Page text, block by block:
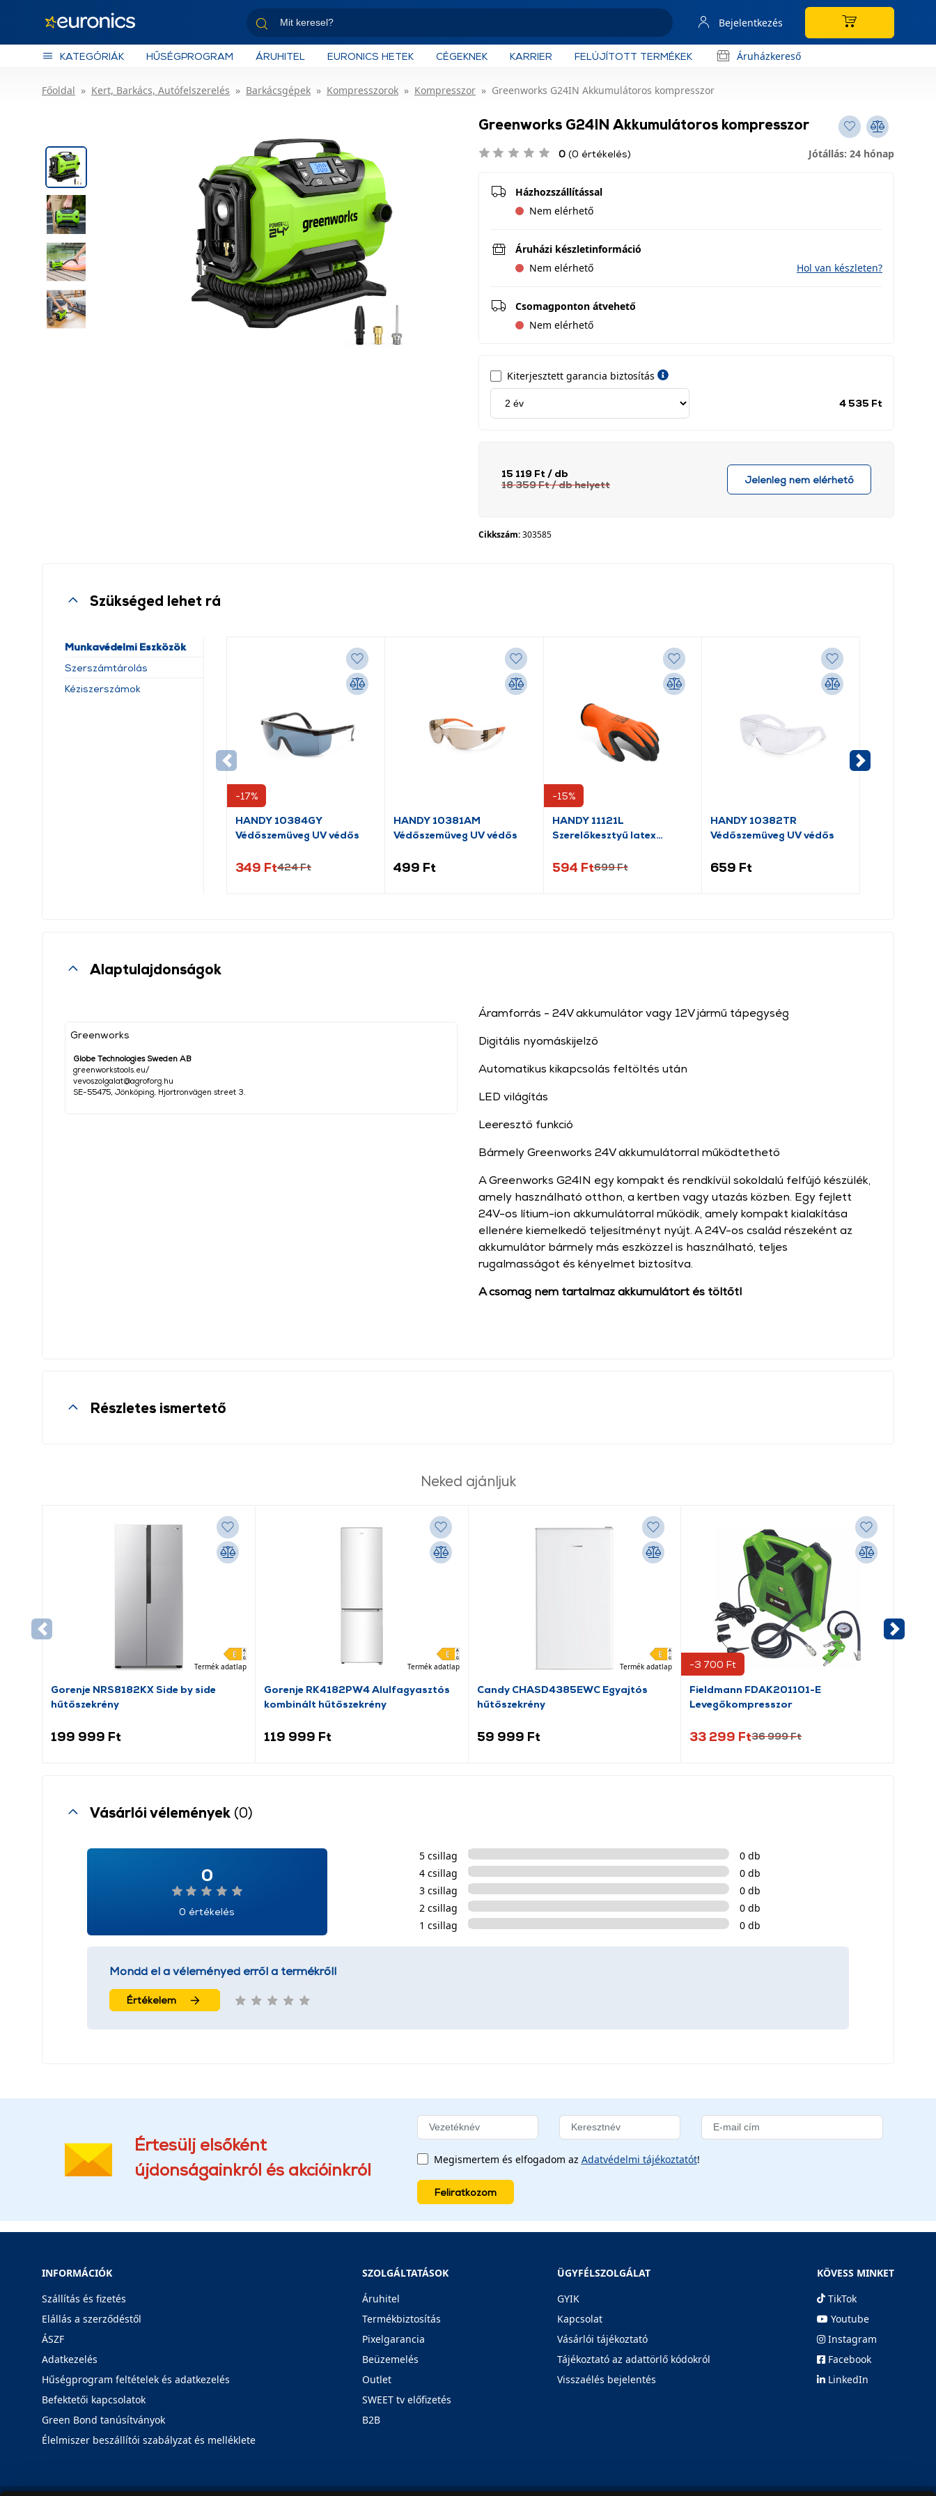
Bejelentkezés
KATEGÓRIÁK HŰSÉGPROGRAM ÁRUHITEL EURONICS HETEK CÉGEKNEK KARRIER FELÚJÍTOTT TERMÉKEK Áruházkereső
Főoldal Kert, Barkács, Autófelszerelés Barkácsgépek Kompresszorok Kompresszor Greenworks G24IN Akkumulátoros kompresszor
Greenworks G24IN Akkumulátoros kompresszor
0 (0 értékelés) Jótállás: 24 hónap
Házhozszállítással
Nem elérhető
Áruházi készletinformáció
Nem elérhető
Hol van készleten?
Csomagponton átvehető
Nem elérhető
Kiterjesztett garancia biztosítás
időszak
4 535 Ft
15 119 Ft / db
18 359 Ft/ dbhelyett Jelenleg nem elérhető
Cikkszám:303585
Szükséged lehet rá
Munkavédelmi Eszközök
Szerszámtárolás
Kéziszerszámok
-17%
HANDY 10384GY
Védőszemüveg UV védős
349 Ft424 Ft
HANDY 10381AM
Védőszemüveg UV védős
499 Ft
-15%
HANDY 11121L
Szerelőkesztyű latex
594 Ft699 Ft
HANDY 10382TR
Védőszemüveg UV védős
659 Ft
Alaptulajdonságok
Greenworks
Globe Technologies Sweden AB
greenworkstools.eu/
vevoszolgalat@agroforg.hu
SE-55475, Jönköping, Hjortronvägen street 3.
Áramforrás - 24V akkumulátor vagy 12V jármű tápegység
Digitális nyomáskijelző
Automatikus kikapcsolás feltöltés után
LED világítás
Leeresztő funkció
Bármely Greenworks 24V akkumulátorral működtethető
A Greenworks G24IN egy kompakt és rendkívül sokoldalú felfújó készülék,
amely használható otthon, a kertben vagy utazás közben. Egy fejlett
24V-os lítium-ion akkumulátorral működik, amely kompakt kialakítása
ellenére kiemelkedő teljesítményt nyújt. A 24V-os család részeként az
akkumulátor bármely más eszközzel is használható, teljes
rugalmasságot és kényelmet biztosítva.
A csomag nem tartalmaz akkumulátort és töltőt!
Részletes ismertető
Neked ajánljuk
Termék adatlap
Gorenje NRS8182KX Side by side
hűtőszekrény
199 999 Ft
Termék adatlap
Gorenje RK4182PW4 Alulfagyasztós
kombinált hűtőszekrény
119 999 Ft
Termék adatlap
Candy CHASD4385EWC Egyajtós
hűtőszekrény
59 999 Ft
-3 700 Ft
Fieldmann FDAK201101-E
Levegőkompresszor
33 299 Ft36 999 Ft
Vásárlói vélemények (0)
0
0 értékelés
5 csillag
0 db
4 csillag
0 db
3 csillag
0 db
2 csillag
0 db
1 csillag
0 db
Mondd el a véleményed erről a termékről!
Értékelem
Értesülj elsőként
újdonságainkról és akcióinkról
Megismertem és elfogadom az Adatvédelmi tájékoztatót!
Feliratkozom
INFORMÁCIÓK
Szállítás és fizetés
Elállás a szerződéstől
ÁSZF
Adatkezelés
Hűségprogram feltételek és adatkezelés
Befektetői kapcsolatok
Green Bond tanúsítványok
Élelmiszer beszállítói szabályzat és melléklete
SZOLGÁLTATÁSOK
Áruhitel
Termékbiztosítás
Pixelgarancia
Beüzemelés
Outlet
SWEET tv előfizetés
B2B
ÜGYFÉLSZOLGÁLAT
GYIK
Kapcsolat
Vásárlói tájékoztató
Tájékoztató az adattörlő kódokról
Visszaélés bejelentés
KÖVESS MINKET
TikTok
Youtube
Instagram
Facebook
LinkedIn